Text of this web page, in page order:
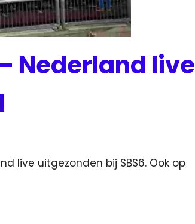
Nederland live
live uitgezonden bij SBS6. Ook op